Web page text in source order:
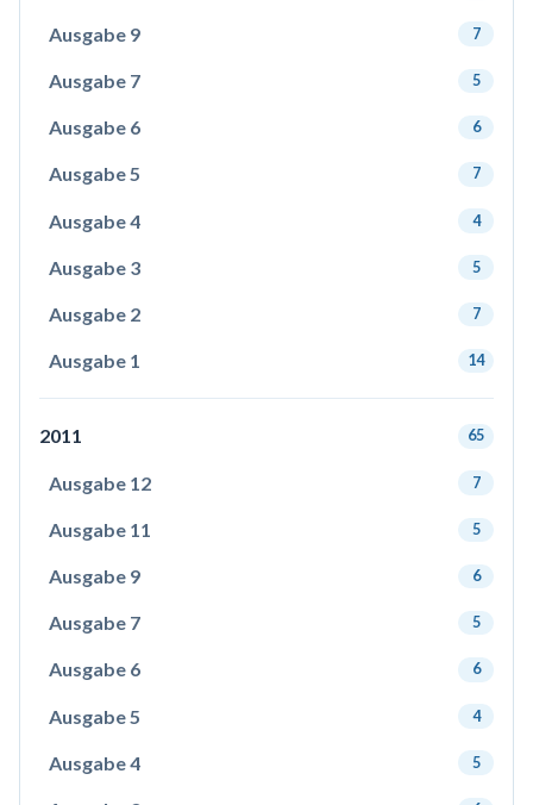
Ausgabe 9 7
Ausgabe 7 5
Ausgabe 6 6
Ausgabe 5 7
Ausgabe 4 4
Ausgabe 3 5
Ausgabe 2 7
Ausgabe 1 14
2011 65
Ausgabe 12 7
Ausgabe 11 5
Ausgabe 9 6
Ausgabe 7 5
Ausgabe 6 6
Ausgabe 5 4
Ausgabe 4 5